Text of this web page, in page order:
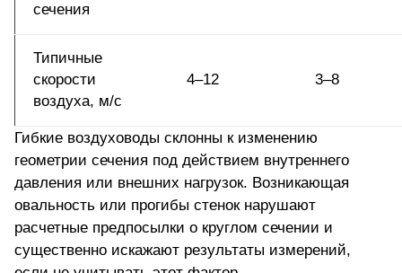
сечения
Типичные
скорости
воздуха, м/с
4–12 3–8
Гибкие воздуховоды склонны к изменению
геометрии сечения под действием внутреннего
давления или внешних нагрузок. Возникающая
овальность или прогибы стенок нарушают
расчетные предпосылки о круглом сечении и
существенно искажают результаты измерений,